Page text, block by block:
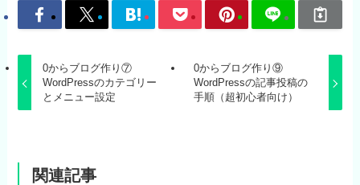
0からブログ作り⑦
WordPressのカテゴリー
とメニュー設定
0からブログ作り⑨
WordPressの記事投稿の
手順（超初心者向け）
関連記事